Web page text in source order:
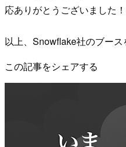
応ありがとうございました！
以上、Snowflake社のブース
この記事をシェアする